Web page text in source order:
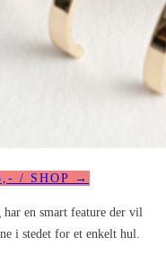
/ SHOP →
en smart feature der vil
i stedet for et enkelt hul.